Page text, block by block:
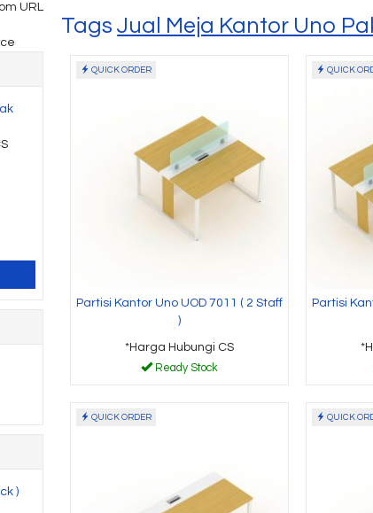
TagsJual Meja Kantor Uno
QUICK ORDER
Partisi Kantor Uno UOD 7011 ( 2 Staff
)
*Harga Hubungi CS
Ready Stock
QUICK
Partisi
QUICK ORDER QUICK
URL
)